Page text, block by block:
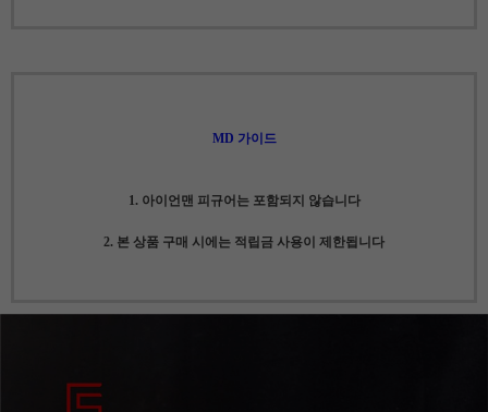
MD 가이드
1. 아이언맨 피규어는 포함되지 않습니다
2. 본 상품 구매 시에는 적립금 사용이 제한됩니다